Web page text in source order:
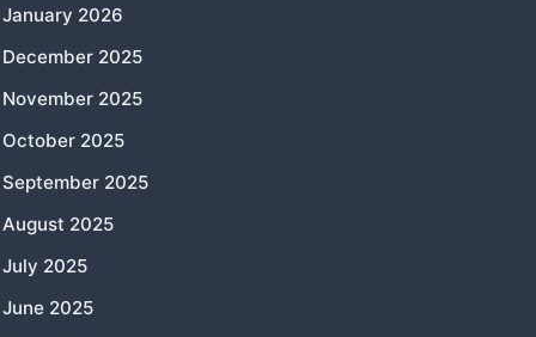
January 2026
December 2025
November 2025
October 2025
September 2025
August 2025
July 2025
June 2025